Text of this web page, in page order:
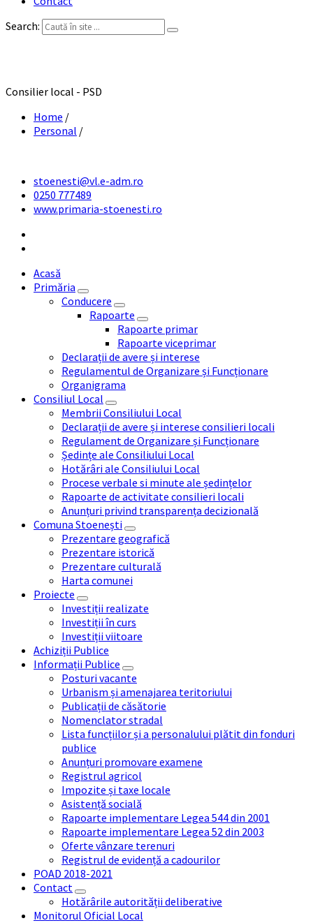
Search:
Consilier local - PSD
Home /
Personal /
stoenesti@vl.e-adm.ro
0250 777489
www.primaria-stoenesti.ro
Acasă
Primăria
Conducere
Rapoarte
Rapoarte primar
Rapoarte viceprimar
Declarații de avere și interese
Regulamentul de Organizare și Funcționare
Organigrama
Consiliul Local
Membrii Consiliului Local
Declarații de avere și interese consilieri locali
Regulament de Organizare și Funcționare
Ședințe ale Consiliului Local
Hotărâri ale Consiliului Local
Procese verbale si minute ale ședințelor
Rapoarte de activitate consilieri locali
Anunțuri privind transparența decizională
Comuna Stoenești
Prezentare geografică
Prezentare istorică
Prezentare culturală
Harta comunei
Proiecte
Investiții realizate
Investiții în curs
Investiții viitoare
Achiziții Publice
Informații Publice
Posturi vacante
Urbanism și amenajarea teritoriului
Publicații de căsătorie
Nomenclator stradal
Lista funcțiilor și a personalului plătit din fonduri
publice
Anunțuri promovare examene
Registrul agricol
Impozite și taxe locale
Asistență socială
Rapoarte implementare Legea 544 din 2001
Rapoarte implementare Legea 52 din 2003
Oferte vânzare terenuri
Registrul de evidență a cadourilor
POAD 2018-2021
Contact
Hotărârile autorității deliberative
Monitorul Oficial Local